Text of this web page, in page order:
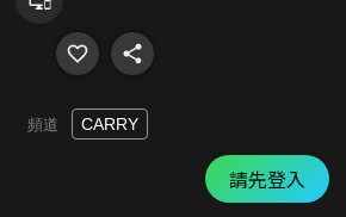
頻道 CARRY
請先登入